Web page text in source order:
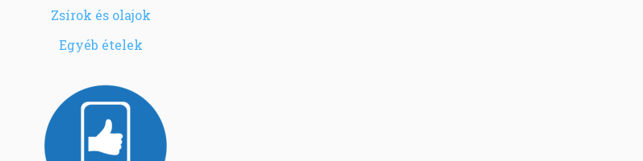
Zsírok és olajok
Egyéb ételek